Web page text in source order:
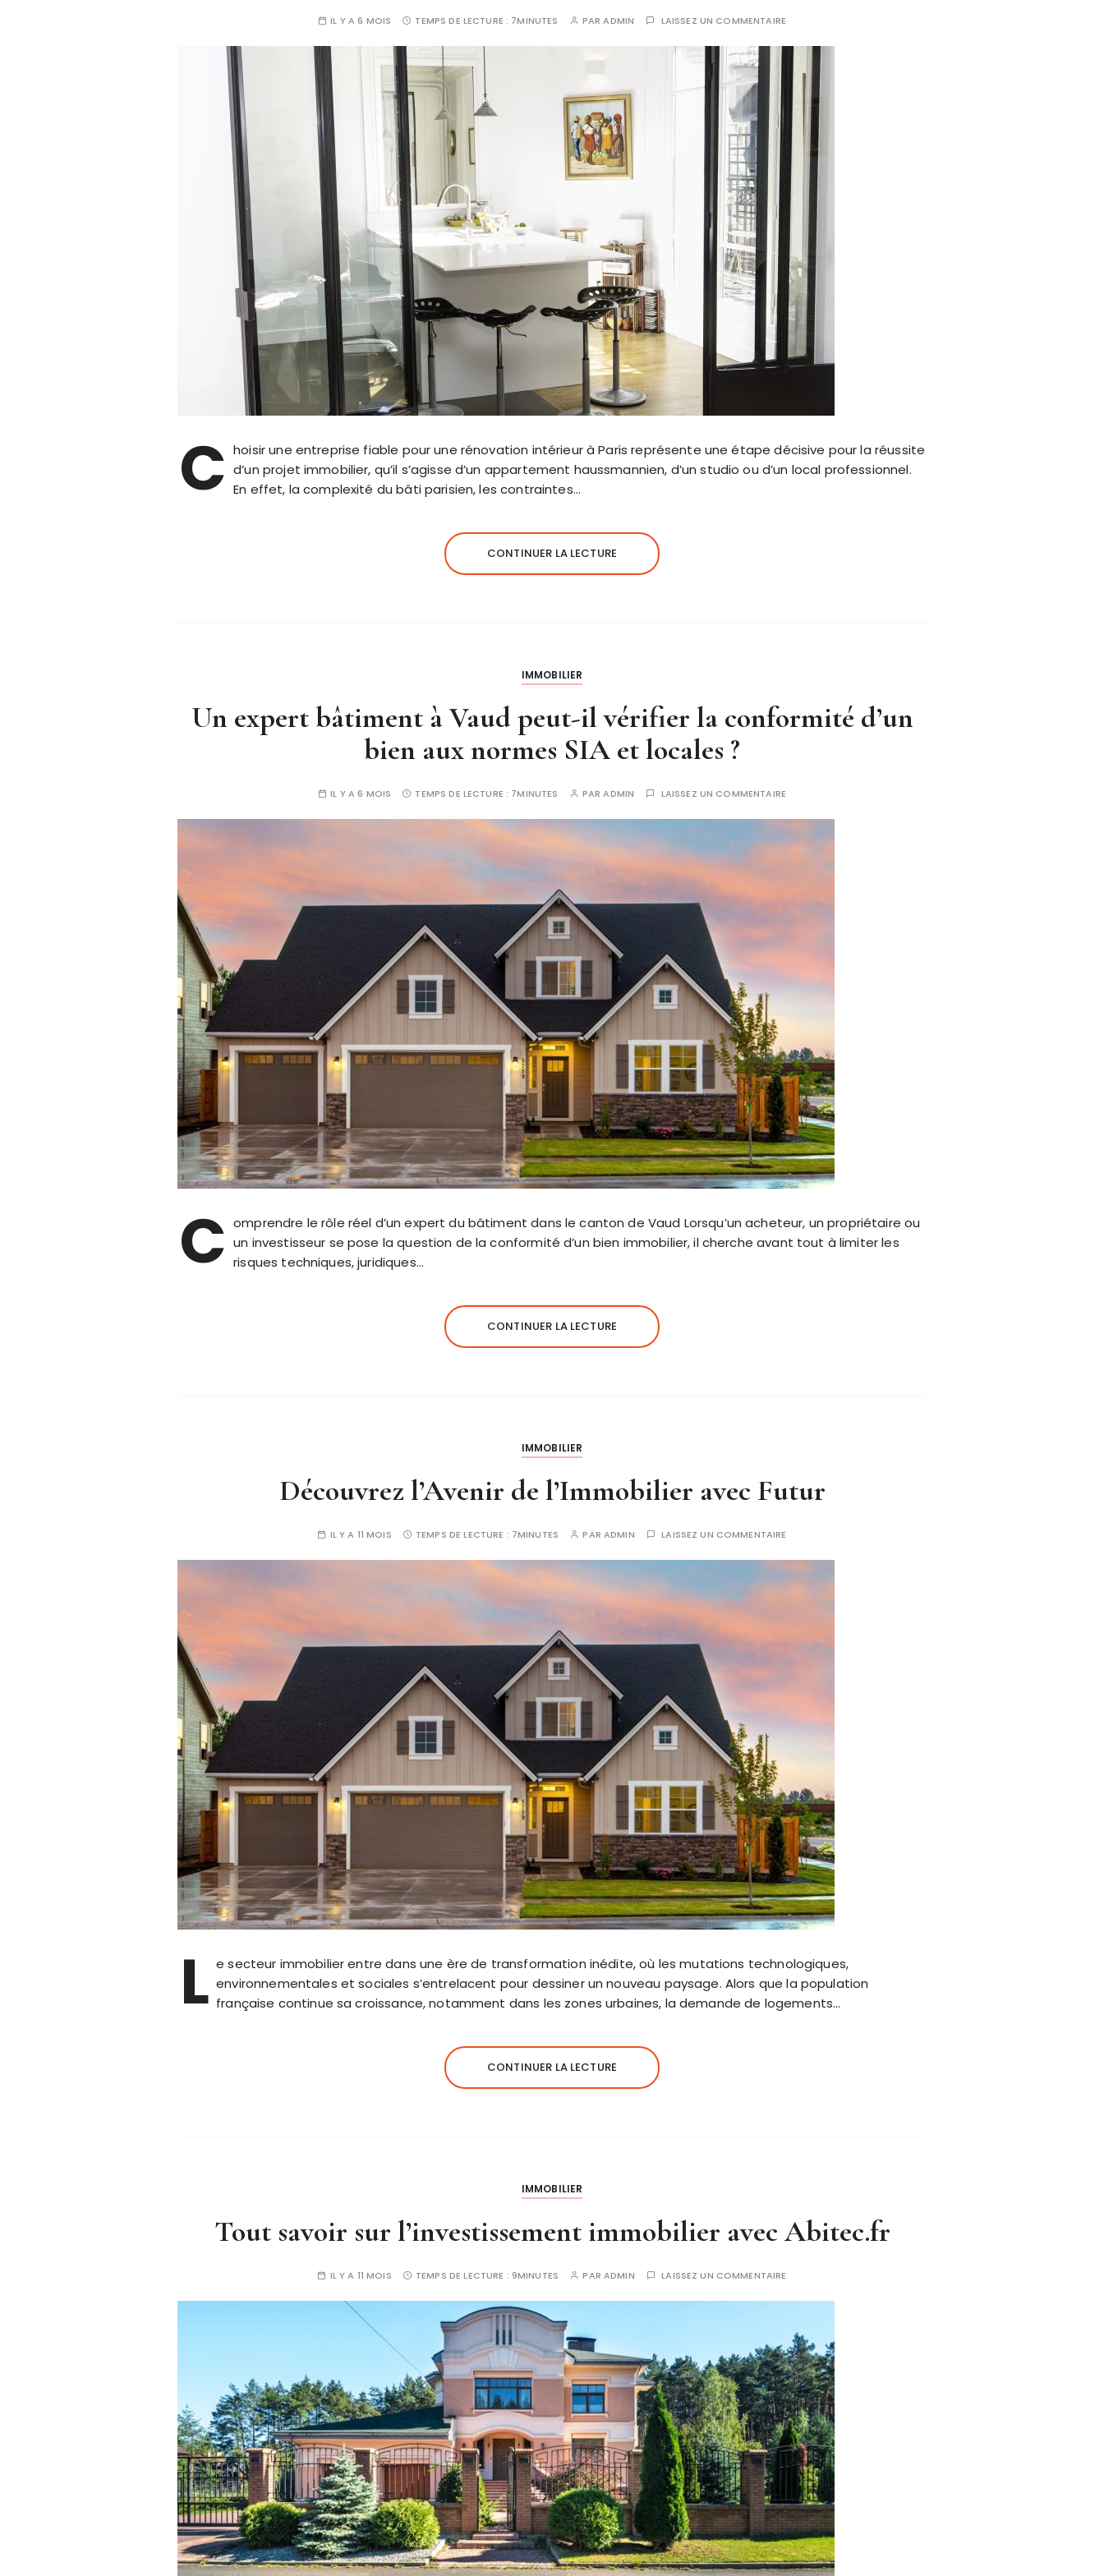
IL Y A 6 MOIS TEMPS DE LECTURE : 7MINUTES PARADMIN LAISSEZ UN COMMENTAIRE
C hoisir une entreprise fiable pour une rénovation intérieur à Paris représente une étape décisive pour la réussite
d’un projet immobilier, qu’il s’agisse d’un appartement haussmannien, d’un studio ou d’un local professionnel.
En effet, la complexité du bâti parisien, les contraintes…
CONTINUER LA LECTURE
IMMOBILIER
Un expert bâtiment à Vaud peut-il vérifier la conformité d’un
bien aux normes SIA et locales ?
IL Y A 6 MOIS TEMPS DE LECTURE : 7MINUTES PARADMIN LAISSEZ UN COMMENTAIRE
C omprendre le rôle réel d’un expert du bâtiment dans le canton de Vaud Lorsqu’un acheteur, un propriétaire ou
un investisseur se pose la question de la conformité d’un bien immobilier, il cherche avant tout à limiter les
risques techniques, juridiques…
CONTINUER LA LECTURE
IMMOBILIER
Découvrez l’Avenir de l’Immobilier avec Futur
IL Y A 11 MOIS TEMPS DE LECTURE : 7MINUTES PARADMIN LAISSEZ UN COMMENTAIRE
L e secteur immobilier entre dans une ère de transformation inédite, où les mutations technologiques,
environnementales et sociales s’entrelacent pour dessiner un nouveau paysage. Alors que la population
française continue sa croissance, notamment dans les zones urbaines, la demande de logements…
CONTINUER LA LECTURE
IMMOBILIER
Tout savoir sur l’investissement immobilier avec Abitec.fr
IL Y A 11 MOIS TEMPS DE LECTURE : 9MINUTES PARADMIN LAISSEZ UN COMMENTAIRE